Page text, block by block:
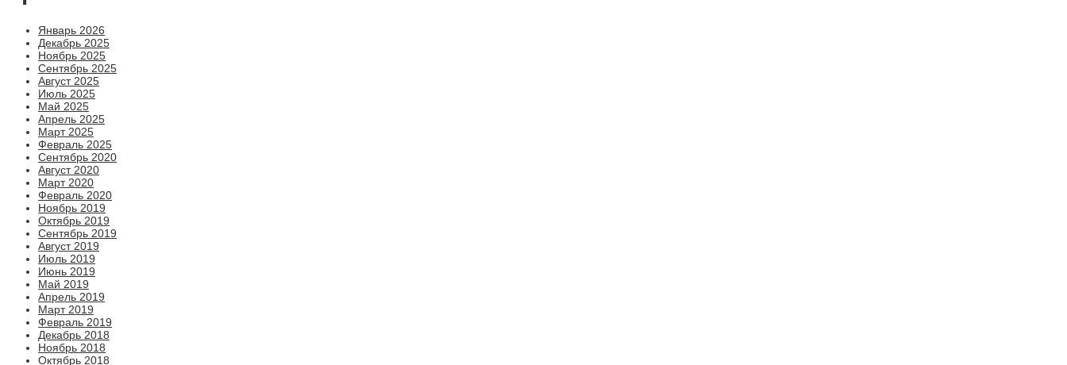
Январь 2026
Декабрь 2025
Ноябрь 2025
Сентябрь 2025
Август 2025
Июль 2025
Май 2025
Апрель 2025
Март 2025
Февраль 2025
Сентябрь 2020
Август 2020
Март 2020
Февраль 2020
Ноябрь 2019
Октябрь 2019
Сентябрь 2019
Август 2019
Июль 2019
Июнь 2019
Май 2019
Апрель 2019
Март 2019
Февраль 2019
Декабрь 2018
Ноябрь 2018
Октябрь 2018